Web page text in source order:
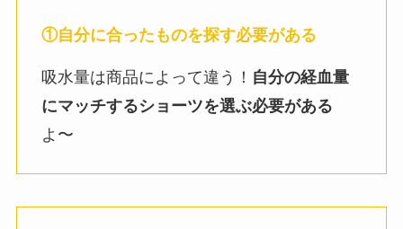
①自分に合ったものを探す必要がある
吸水量は商品によって違う！ 自分の経血量
にマッチするショーツを選ぶ必要がある
よ〜